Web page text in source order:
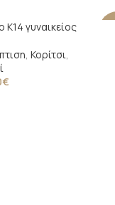
Κ14 γυναικείος
, Κορίτσι,
€